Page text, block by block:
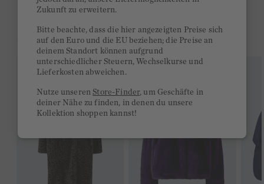
DAS KÖNNTE DIR GEFALLEN
Zukunft zu erweitern.
Bitte beachte, dass die hier angezeigten Preise sich
auf den Euro und die EU beziehen; die Preise an
deinem Standort können aufgrund
unterschiedlicher Steuern, Wechselkurse und
Lieferkosten abweichen.
Nutze unserenStore-Finder, um Geschäfte in
deiner Nähe zu finden, in denen du unsere
Kollektion shoppen kannst!